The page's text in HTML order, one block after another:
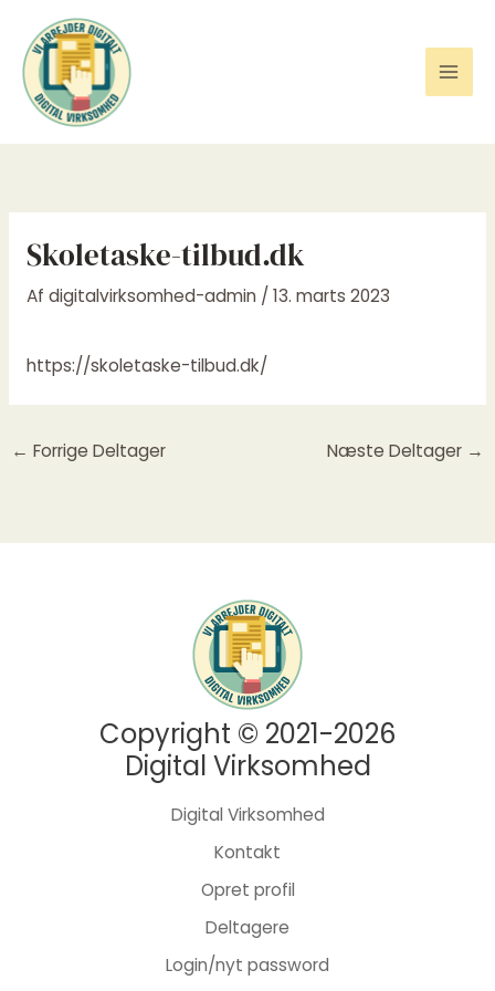
indholdet
Skoletaske-tilbud.dk
Af digitalvirksomhed-admin / 13. marts 2023
https://skoletaske-tilbud.dk/
← Forrige Deltager Næste Deltager →
Copyright © 2021-2026
Digital Virksomhed
Digital Virksomhed
Kontakt
Opret profil
Deltagere
Login/nyt password